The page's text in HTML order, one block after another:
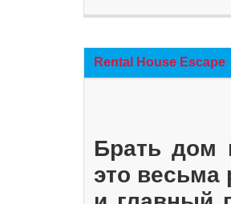
Rental House Escape
Брать дом
это весьма